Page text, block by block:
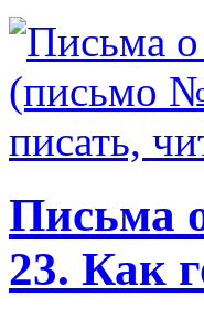
Письма
23. Как